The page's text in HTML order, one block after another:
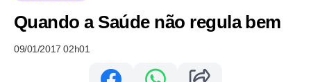
Quando a Saúde não regula bem
09/01/2017 02h01